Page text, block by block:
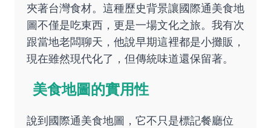
夾著台灣食材。這種歷史背景讓國際通美食地
圖不僅是吃東西，更是一場文化之旅。我有次
跟當地老闆聊天，他說早期這裡都是小攤販，
現在雖然現代化了，但傳統味道還保留著。
美食地圖的實用性
說到國際通美食地圖，它不只是標記餐廳位